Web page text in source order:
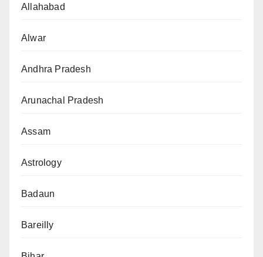
Allahabad
Alwar
Andhra Pradesh
Arunachal Pradesh
Assam
Astrology
Badaun
Bareilly